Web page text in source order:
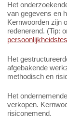
Het
van gegevens en
Kernwoorden zijn
redenerend. (Tip:
Het
afgebakende
methodisch en
Het
verkopen.
risiconemend.